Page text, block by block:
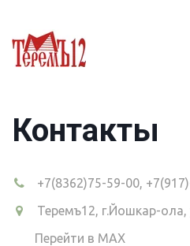
Контакты
+7(8362)75-59-00,
Теремъ12, г.Йошкар-ола,
Перейти в MAX